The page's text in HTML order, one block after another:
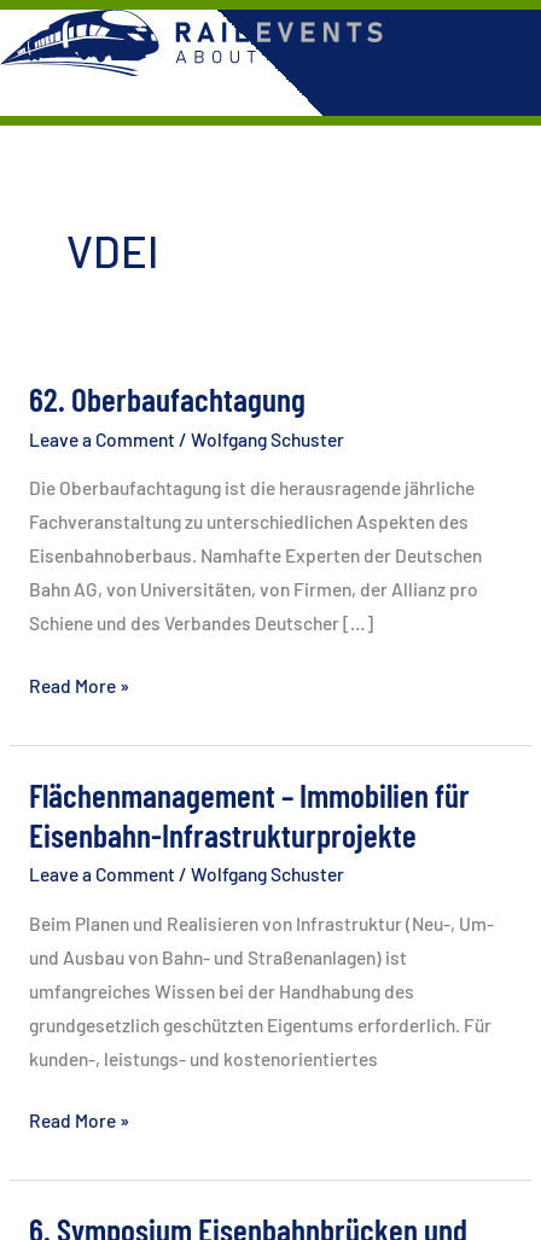
Skip
to
VDEI
62. Oberbaufachtagung
Leave a Comment / Wolfgang Schuster
Die Oberbaufachtagung ist die herausragende jährliche
Fachveranstaltung zu unterschiedlichen Aspekten des
Eisenbahnoberbaus. Namhafte Experten der Deutschen
Bahn AG, von Universitäten, von Firmen, der Allianz pro
Schiene und des Verbandes Deutscher […]
62.
Read More »
Flächenmanagement – Immobilien für
Eisenbahn-Infrastrukturprojekte
Leave a Comment / Wolfgang Schuster
Beim Planen und Realisieren von Infrastruktur (Neu-, Um-
und Ausbau von Bahn- und Straßenanlagen) ist
umfangreiches Wissen bei der Handhabung des
grundgesetzlich geschützten Eigentums erforderlich. Für
kunden-, leistungs- und kostenorientiertes
Flächenmanagement
Immobilien
für
Read More »
6. Symposium Eisenbahnbrücken und